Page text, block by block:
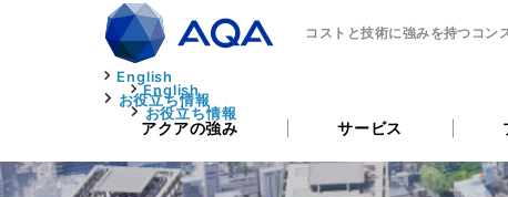
コストと技術に強みを持つコン
English
お役立ち情報
アクアの強み サービス
English
お役立ち情報